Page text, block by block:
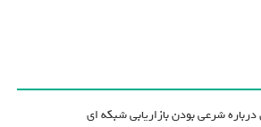
درباره شرعی بودن بازاریابی شبکه ای